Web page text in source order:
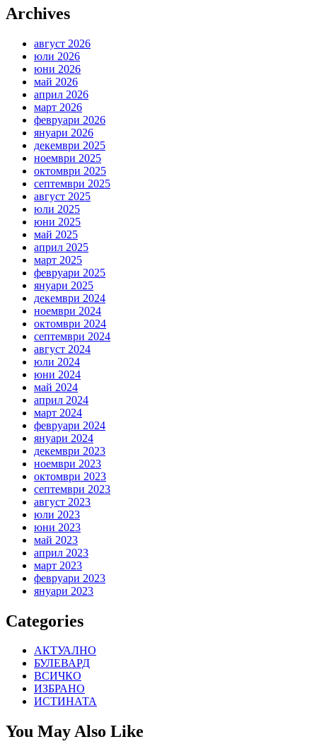
Archives
август 2026
юли 2026
юни 2026
май 2026
април 2026
март 2026
февруари 2026
януари 2026
декември 2025
ноември 2025
октомври 2025
септември 2025
август 2025
юли 2025
юни 2025
май 2025
април 2025
март 2025
февруари 2025
януари 2025
декември 2024
ноември 2024
октомври 2024
септември 2024
август 2024
юли 2024
юни 2024
май 2024
април 2024
март 2024
февруари 2024
януари 2024
декември 2023
ноември 2023
октомври 2023
септември 2023
август 2023
юли 2023
юни 2023
май 2023
април 2023
март 2023
февруари 2023
януари 2023
Categories
АКТУАЛНО
БУЛЕВАРД
ВСИЧКО
ИЗБРАНО
ИСТИНАТА
You May Also Like